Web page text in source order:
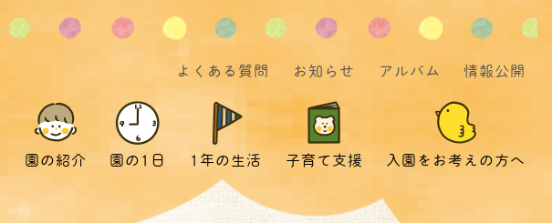
よくある質問 お知らせ アルバム 情報公開
園の紹介 園の1日 1年の生活 子育て支援 入園をお考えの方へ